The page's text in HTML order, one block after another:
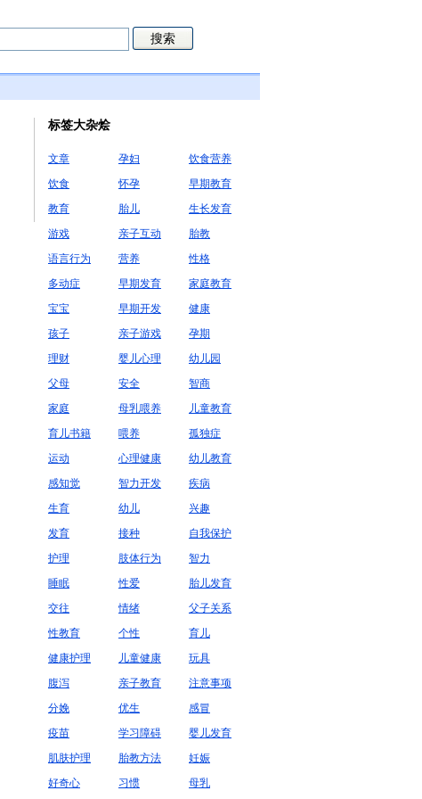
标签大杂烩
文章 孕妇
饮食营养
饮食
怀孕
早期教育
教育
胎儿
生长发育
游戏
亲子互动
胎教
语言行为
营养
性格
多动症
早期发育
家庭教育
宝宝
早期开发
健康
孩子
亲子游戏
孕期
理财
婴儿心理
幼儿园
父母
安全
智商
家庭
母乳喂养
儿童教育
育儿书籍
喂养
孤独症
运动
心理健康
幼儿教育
感知觉
智力开发
疾病
生育
幼儿
兴趣
发育
接种
自我保护
护理
肢体行为
智力
睡眠
性爱
胎儿发育
交往
情绪
父子关系
性教育
个性
育儿
健康护理
儿童健康
玩具
腹泻
亲子教育
注意事项
分娩
优生
感冒
疫苗
学习障碍
婴儿发育
肌肤护理
胎教方法
妊娠
好奇心
习惯 母乳